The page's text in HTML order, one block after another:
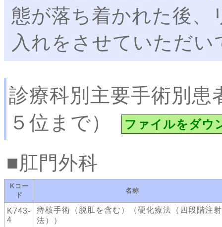
態が落ち着かれた後、
入れをさせていただい
診療科別主要手術別患
５位まで）
ファイルをダウ
肛門外科
Kコー
ド
名称
K743-
4
痔核手術（脱肛を含む）（硬化療法（四段階注射
法））